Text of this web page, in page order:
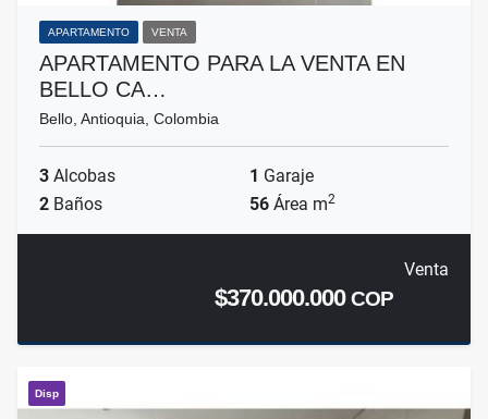
APARTAMENTO VENTA
APARTAMENTO PARA LA VENTA EN
BELLO CA…
Bello, Antioquia, Colombia
3 Alcobas 1 Garaje
2 Baños 56 Área m2
Venta
$370.000.000COP
Disp